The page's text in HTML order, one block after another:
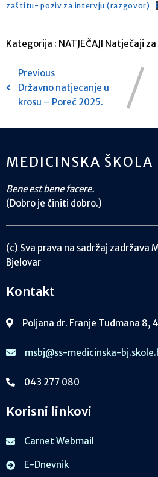
zaštitu- poziv za intervju (razgovor)
Kategorija : NATJEČAJI Natječaji
Previous
Državno natjecanje u
krosu – Poreč 2025.
MEDICINSKA ŠKOLA
Bene est bene facere.
(Dobro je činiti dobro.)
(c) Sva prava na sadržaj zadržava
Bjelovar
Kontakt
Poljana dr. Franje Tuđmana 8,
msbj@ss-medicinska-
043 277 080
Korisni linkovi
Carnet Webmail
E-Dnevnik